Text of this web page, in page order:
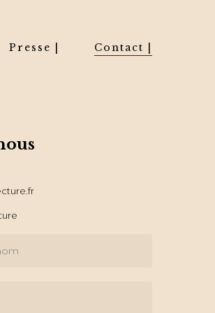
Presse | Contact |